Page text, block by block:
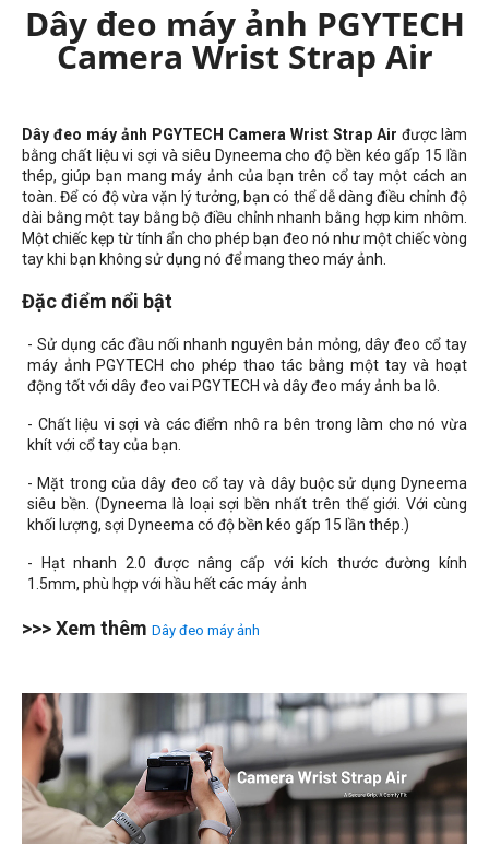
Dây đeo máy ảnh PGYTECH
Camera Wrist Strap Air
Dây đeo máy ảnh PGYTECH Camera Wrist Strap Air được làm
bằng chất liệu vi sợi và siêu Dyneema cho độ bền kéo gấp 15 lần
thép, giúp bạn mang máy ảnh của bạn trên cổ tay một cách an
toàn. Để có độ vừa vặn lý tưởng, bạn có thể dễ dàng điều chỉnh độ
dài bằng một tay bằng bộ điều chỉnh nhanh bằng hợp kim nhôm.
Một chiếc kẹp từ tính ẩn cho phép bạn đeo nó như một chiếc vòng
tay khi bạn không sử dụng nó để mang theo máy ảnh.
Đặc điểm nổi bật
- Sử dụng các đầu nối nhanh nguyên bản mỏng, dây đeo cổ tay
máy ảnh PGYTECH cho phép thao tác bằng một tay và hoạt
động tốt với dây đeo vai PGYTECH và dây đeo máy ảnh ba lô.
- Chất liệu vi sợi và các điểm nhô ra bên trong làm cho nó vừa
khít với cổ tay của bạn.
- Mặt trong của dây đeo cổ tay và dây buộc sử dụng Dyneema
siêu bền. (Dyneema là loại sợi bền nhất trên thế giới. Với cùng
khối lượng, sợi Dyneema có độ bền kéo gấp 15 lần thép.)
- Hạt nhanh 2.0 được nâng cấp với kích thước đường kính
1.5mm, phù hợp với hầu hết các máy ảnh
>>> Xem thêm Dây đeo máy ảnh